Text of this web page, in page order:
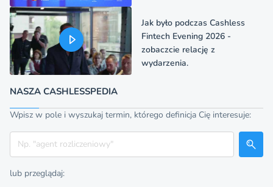
Jak było podczas Cashless
Fintech Evening 2026 -
zobaczcie relację z
wydarzenia.
NASZA CASHLESSPEDIA
Wpisz w pole i wyszukaj termin, którego definicja Cię interesuje:
Szukaj
lub przeglądaj: